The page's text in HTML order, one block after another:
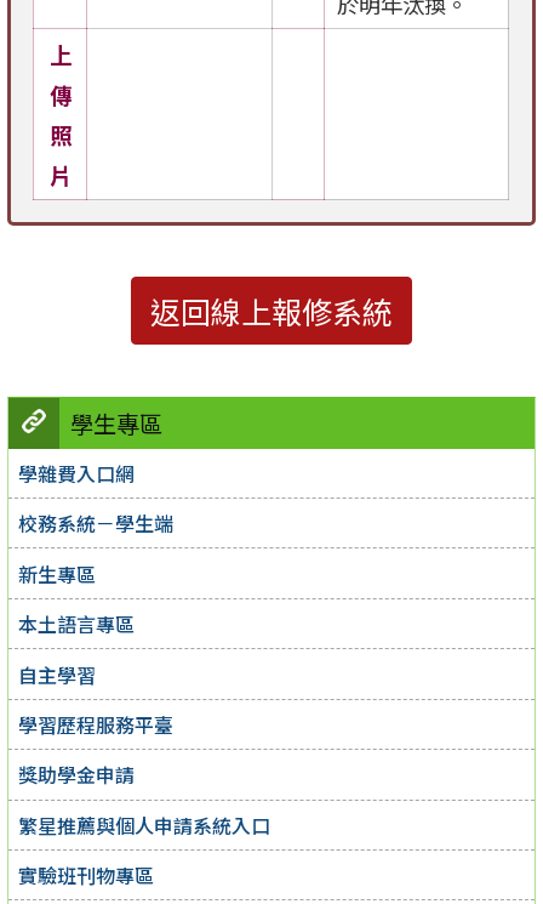
學生專區
學雜費入口網
校務系統－學生端
新生專區
本土語言專區
自主學習
學習歷程服務平臺
獎助學金申請
繁星推薦與個人申請系統入口
實驗班刊物專區
上
傳
照
片
返回線上報修系統